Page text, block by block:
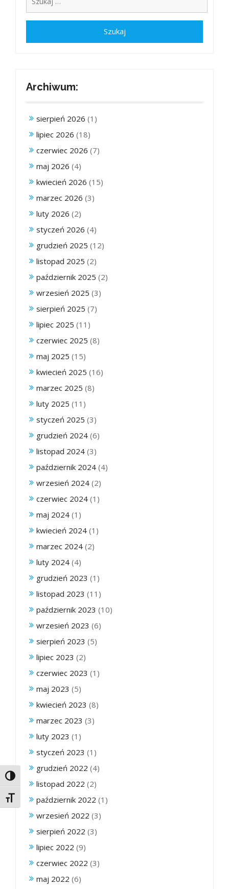
Toggle High Contrast
Toggle Font size
Archiwum:
sierpień 2026 (1)
lipiec 2026 (18)
czerwiec 2026 (7)
maj 2026 (4)
kwiecień 2026 (15)
marzec 2026 (3)
luty 2026 (2)
styczeń 2026 (4)
grudzień 2025 (12)
listopad 2025 (2)
październik 2025 (2)
wrzesień 2025 (3)
sierpień 2025 (7)
lipiec 2025 (11)
czerwiec 2025 (8)
maj 2025 (15)
kwiecień 2025 (16)
marzec 2025 (8)
luty 2025 (11)
styczeń 2025 (3)
grudzień 2024 (6)
listopad 2024 (3)
październik 2024 (4)
wrzesień 2024 (2)
czerwiec 2024 (1)
maj 2024 (1)
kwiecień 2024 (1)
marzec 2024 (2)
luty 2024 (4)
grudzień 2023 (1)
listopad 2023 (11)
październik 2023 (10)
wrzesień 2023 (6)
sierpień 2023 (5)
lipiec 2023 (2)
czerwiec 2023 (1)
maj 2023 (5)
kwiecień 2023 (8)
marzec 2023 (3)
luty 2023 (1)
styczeń 2023 (1)
grudzień 2022 (4)
listopad 2022 (2)
październik 2022 (1)
wrzesień 2022 (3)
sierpień 2022 (3)
lipiec 2022 (9)
czerwiec 2022 (3)
maj 2022 (6)